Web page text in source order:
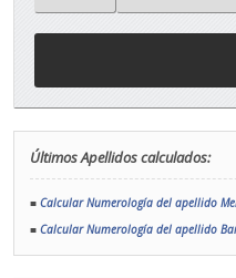
Últimos Apellidos calculados:
■ Calcular Numerología del apellido
■ Calcular Numerología del apellido